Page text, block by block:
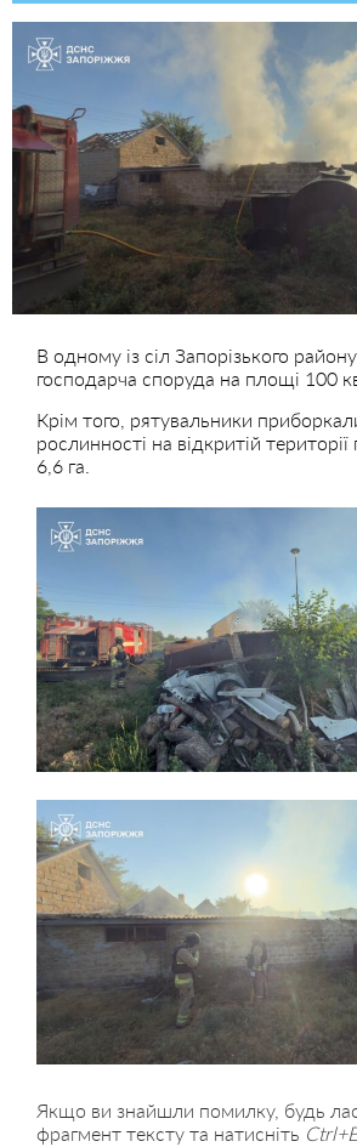
В одному із сіл Запорізького району
господарча споруда на площі 100
Крім того, рятувальники
рослинності на відкритій
6,6 га.
Якщо ви знайшли помилку, будь
фрагмент тексту та натисніть